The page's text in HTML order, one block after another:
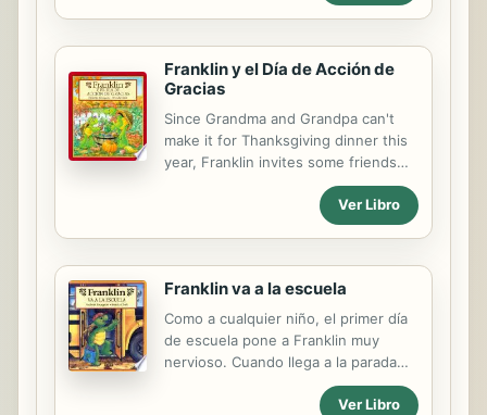
Franklin y el Día de Acción de
Gracias
Since Grandma and Grandpa can't
make it for Thanksgiving dinner this
year, Franklin invites some friends
for dinner, but when each of his
parents have the same idea, a very
special and festive meal ensues.
Ver Libro
Franklin va a la escuela
Como a cualquier niño, el primer día
de escuela pone a Franklin muy
nervioso. Cuando llega a la parada
del autobús, ve que muchos de sus
amigos ya saben leer, o contar, o que
Ver Libro